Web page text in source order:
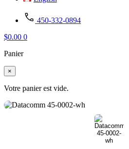
450-332-0894
$0.00 0
Panier
×
Votre panier est vide.